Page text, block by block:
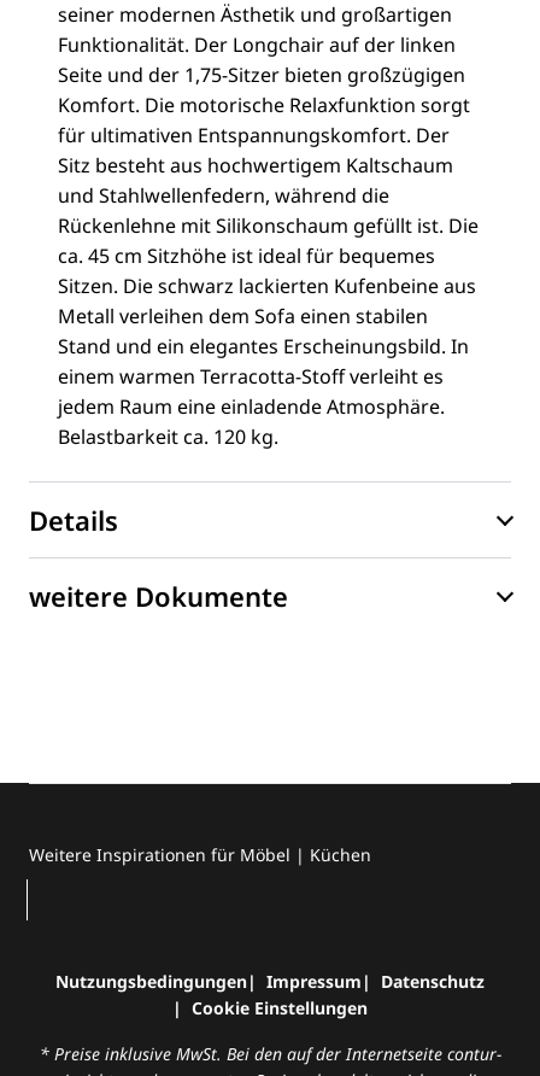
seiner modernen Ästhetik und großartigen
Funktionalität. Der Longchair auf der linken
Seite und der 1,75-Sitzer bieten großzügigen
Komfort. Die motorische Relaxfunktion sorgt
für ultimativen Entspannungskomfort. Der
Sitz besteht aus hochwertigem Kaltschaum
und Stahlwellenfedern, während die
Rückenlehne mit Silikonschaum gefüllt ist. Die
ca. 45 cm Sitzhöhe ist ideal für bequemes
Sitzen. Die schwarz lackierten Kufenbeine aus
Metall verleihen dem Sofa einen stabilen
Stand und ein elegantes Erscheinungsbild. In
einem warmen Terracotta-Stoff verleiht es
jedem Raum eine einladende Atmosphäre.
Belastbarkeit ca. 120 kg.
Details
weitere Dokumente
Weitere Inspirationen für Möbel | Küchen
Nutzungsbedingungen Impressum
Datenschutz
Cookie Einstellungen
* Preise inklusive MwSt. Bei den auf der Internetseite contur-